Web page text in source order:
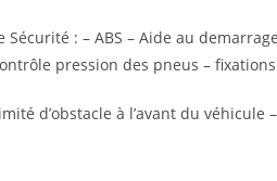
: – ABS – Aide au
pression des pneus – fixations
d’obstacle à l’avant du véhicule